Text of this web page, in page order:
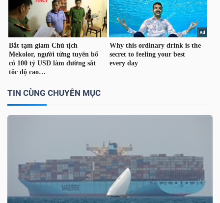
TIN CÙNG CHUYÊN MỤC
TÀI
CHÍNH
CÔNG
NGHỆ
THÔNG
DỊCH
VỤ